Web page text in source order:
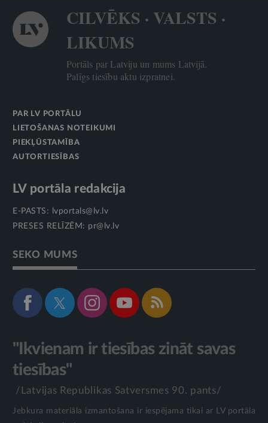
CILVĒKS · VALSTS ·
LIKUMS
Portāls par Latviju un mums Latvijā.
Palīgs tiesību aktu izpratnei.
PAR LV PORTĀLU
LIETOŠANAS NOTEIKUMI
PIEKĻŪSTAMĪBA
AUTORTIESĪBAS
LV portāla redakcija
E-PASTS:
lvportals@lv.lv
PRESES RELĪZĒM: pr@lv.lv
SEKO MUMS
"Ikvienam ir tiesības zināt savas
tiesības"
/Latvijas Republikas Satversmes 90. pants/
Jebkura materiāla izmantošana ir iespējama tikai ar LV portāla